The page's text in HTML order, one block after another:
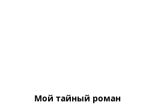
Мой тайный роман